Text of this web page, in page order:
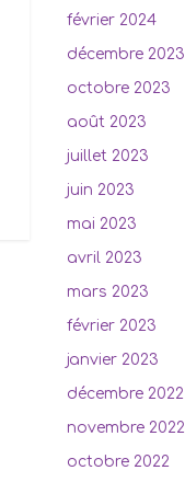
février 2024
décembre 2023
octobre 2023
août 2023
juillet 2023
juin 2023
mai 2023
avril 2023
mars 2023
février 2023
janvier 2023
décembre 2022
novembre 2022
octobre 2022